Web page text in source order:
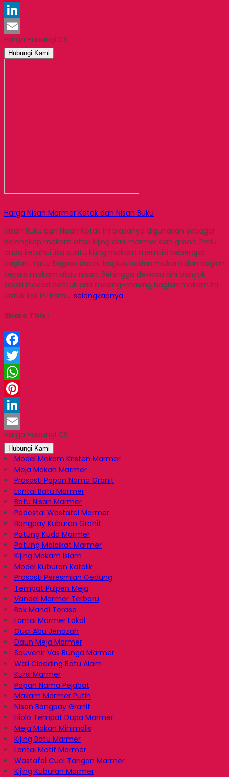
Pinterest
LinkedIn
Email
Harga Hubungi CS
Hubungi Kami
Harga Nisan Marmer Kotak dan Nisan Buku
Nisan Buku dan Nisan Kotak ini biasanya digunakan sebagai
pelengkap makam atau kijing dari marmer dan granit. Perlu
anda ketahui jika suatu kijing makam memiliki beberapa
bagian. Yaitu bagian dasar, bagian badan makam dan bagian
kepala makam atau nisan. Sehingga dewasa kini banyak
sekali inovasi bentuk dari masing-masing bagian makam ini.
Untuk kali ini kami… selengkapnya
Share This :
Facebook
Twitter
WhatsApp
Pinterest
LinkedIn
Email
Harga Hubungi CS
Hubungi Kami
Model Makam Kristen Marmer
Meja Makan Marmer
Prasasti Papan Nama Granit
Lantai Batu Marmer
Batu Nisan Marmer
Pedestal Wastafel Marmer
Bongpay Kuburan Granit
Patung Kuda Marmer
Patung Malaikat Marmer
Kijing Makam Islam
Model Kuburan Katolik
Prasasti Peresmian Gedung
Tempat Pulpen Meja
Vandel Marmer Terbaru
Bak Mandi Teraso
Lantai Marmer Lokal
Guci Abu Jenazah
Daun Meja Marmer
Souvenir Vas Bunga Marmer
Wall Cladding Batu Alam
Kursi Marmer
Papan Nama Pejabat
Makam Marmer Putih
Nisan Bongpay Granit
Hiolo Tempat Dupa Marmer
Meja Makan Minimalis
Kijing Batu Marmer
Lantai Motif Marmer
Wastafel Cuci Tangan Marmer
Kijing Kuburan Marmer